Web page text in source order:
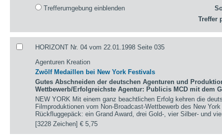
Trefferumgebung einblenden
Treffer
HORIZONT Nr. 04 vom 22.01.1998 Seite 035
Agenturen Kreation
Zwölf Medaillen bei New York Festivals
Gutes Abschneiden der deutschen Agenturen und
Wettbewerb/Erfolgreichste Agentur: Publicis MCD mit dem
NEW YORK Mit einem ganz beachtlichen Erfolg kehren die
Filmproduktionen vom Non-Broadcast-Wettbewerb des New
Rückfluggepäck: ein Grand Award, drei Gold-, vier Silber- und
[3228 Zeichen]€ 5,75